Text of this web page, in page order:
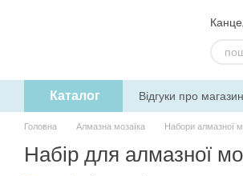
Каталог Відгуки про магазин
Угода
Головна Алмазна мозаїка Набори алмазної
Набір для алмазної